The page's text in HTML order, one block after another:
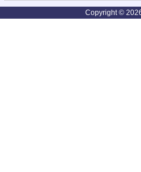
Copyright ©